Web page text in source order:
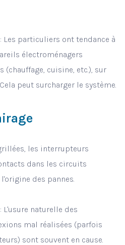
Les particuliers ont tendance à
électroménagers
cuisine, etc.), sur
peut surcharger le système.
les interrupteurs
dans les circuits
des pannes.
L'usure naturelle des
mal réalisées (parfois
sont souvent en cause.